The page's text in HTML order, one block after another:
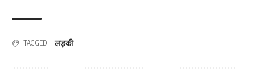
TAGGED: लड़की